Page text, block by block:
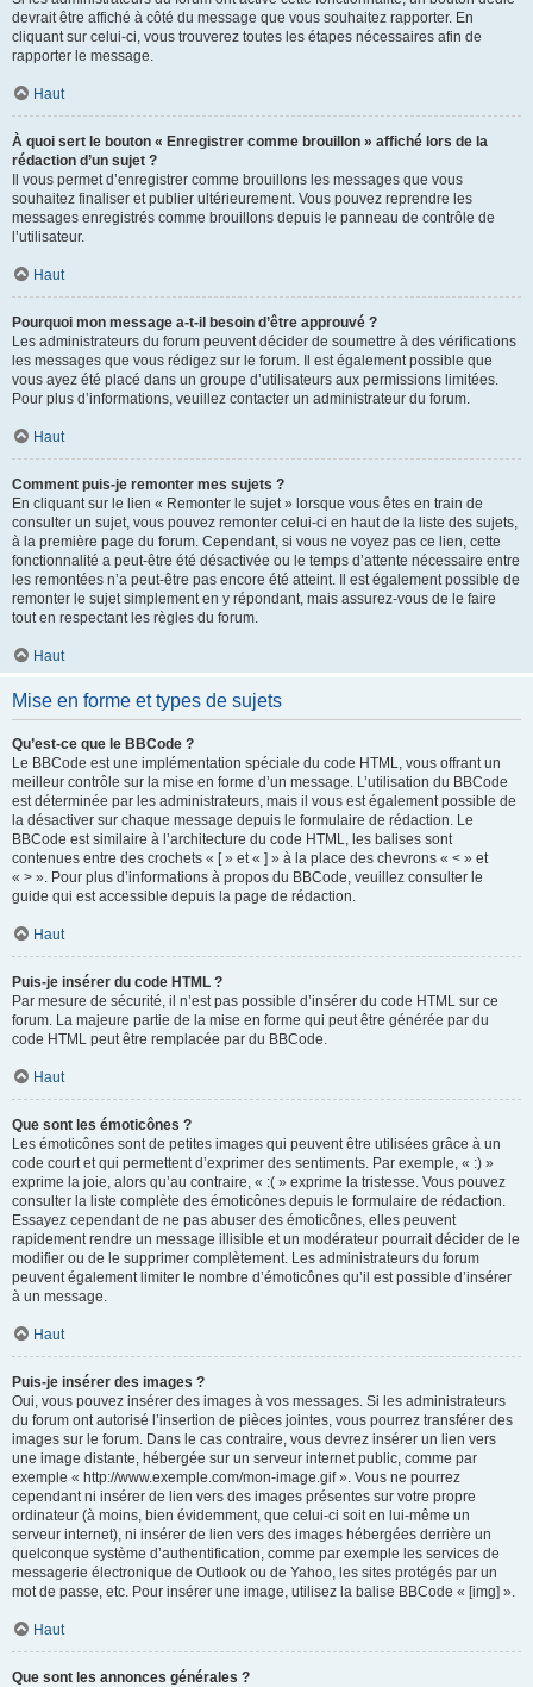
devrait être affiché à côté du message que vous souhaitez rapporter. En
cliquant sur celui-ci, vous trouverez toutes les étapes nécessaires afin de
rapporter le message.
Haut
À quoi sert le bouton « Enregistrer comme brouillon » affiché lors de la
rédaction d’un sujet ?
Il vous permet d’enregistrer comme brouillons les messages que vous
souhaitez finaliser et publier ultérieurement. Vous pouvez reprendre les
messages enregistrés comme brouillons depuis le panneau de contrôle de
l’utilisateur.
Haut
Pourquoi mon message a-t-il besoin d’être approuvé ?
Les administrateurs du forum peuvent décider de soumettre à des vérifications
les messages que vous rédigez sur le forum. Il est également possible que
vous ayez été placé dans un groupe d’utilisateurs aux permissions limitées.
Pour plus d’informations, veuillez contacter un administrateur du forum.
Haut
Comment puis-je remonter mes sujets ?
En cliquant sur le lien « Remonter le sujet » lorsque vous êtes en train de
consulter un sujet, vous pouvez remonter celui-ci en haut de la liste des sujets,
à la première page du forum. Cependant, si vous ne voyez pas ce lien, cette
fonctionnalité a peut-être été désactivée ou le temps d’attente nécessaire entre
les remontées n’a peut-être pas encore été atteint. Il est également possible de
remonter le sujet simplement en y répondant, mais assurez-vous de le faire
tout en respectant les règles du forum.
Haut
Mise en forme et types de sujets
Qu’est-ce que le BBCode ?
Le BBCode est une implémentation spéciale du code HTML, vous offrant un
meilleur contrôle sur la mise en forme d’un message. L’utilisation du BBCode
est déterminée par les administrateurs, mais il vous est également possible de
la désactiver sur chaque message depuis le formulaire de rédaction. Le
BBCode est similaire à l’architecture du code HTML, les balises sont
contenues entre des crochets « [ » et « ] » à la place des chevrons « < » et
« > ». Pour plus d’informations à propos du BBCode, veuillez consulter le
guide qui est accessible depuis la page de rédaction.
Haut
Puis-je insérer du code HTML ?
Par mesure de sécurité, il n’est pas possible d’insérer du code HTML sur ce
forum. La majeure partie de la mise en forme qui peut être générée par du
code HTML peut être remplacée par du BBCode.
Haut
Que sont les émoticônes ?
Les émoticônes sont de petites images qui peuvent être utilisées grâce à un
code court et qui permettent d’exprimer des sentiments. Par exemple, « :) »
exprime la joie, alors qu’au contraire, « :( » exprime la tristesse. Vous pouvez
consulter la liste complète des émoticônes depuis le formulaire de rédaction.
Essayez cependant de ne pas abuser des émoticônes, elles peuvent
rapidement rendre un message illisible et un modérateur pourrait décider de le
modifier ou de le supprimer complètement. Les administrateurs du forum
peuvent également limiter le nombre d’émoticônes qu’il est possible d’insérer
à un message.
Haut
Puis-je insérer des images ?
Oui, vous pouvez insérer des images à vos messages. Si les administrateurs
du forum ont autorisé l’insertion de pièces jointes, vous pourrez transférer des
images sur le forum. Dans le cas contraire, vous devrez insérer un lien vers
une image distante, hébergée sur un serveur internet public, comme par
exemple « http://www.exemple.com/mon-image.gif ». Vous ne pourrez
cependant ni insérer de lien vers des images présentes sur votre propre
ordinateur (à moins, bien évidemment, que celui-ci soit en lui-même un
serveur internet), ni insérer de lien vers des images hébergées derrière un
quelconque système d’authentification, comme par exemple les services de
messagerie électronique de Outlook ou de Yahoo, les sites protégés par un
mot de passe, etc. Pour insérer une image, utilisez la balise BBCode « [img] ».
Haut
Que sont les annonces générales ?